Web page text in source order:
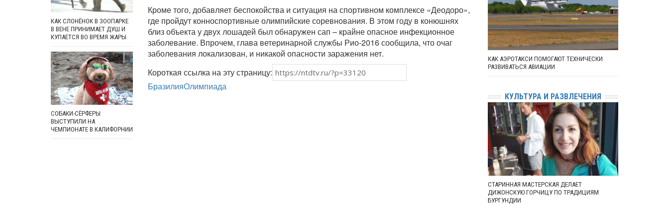
Кроме того, добавляет беспокойства и ситуация на спортивном комплексе «Деодоро»,
где пройдут конноспортивные олимпийские соревнования. В этом году в конюшнях
близ объекта у двух лошадей был обнаружен сап – крайне опасное инфекционное
заболевание. Впрочем, глава ветеринарной службы Рио-2016 сообщила, что очаг
заболевания локализован, и никакой опасности заражения нет.
Короткая ссылка на эту страницу:
БразилияОлимпиада
КАК СЛОНЁНОК В ЗООПАРКЕ
В ВЕНЕ ПРИНИМАЕТ ДУШ И
КУПАЕТСЯ ВО ВРЕМЯ ЖАРЫ
СОБАКИ-СЁРФЕРЫ
ВЫСТУПИЛИ НА
ЧЕМПИОНАТЕ В КАЛИФОРНИИ
КАК АЭРОТАКСИ ПОМОГАЮТ ТЕХНИЧЕСКИ
РАЗВИВАТЬСЯ АВИАЦИИ
КУЛЬТУРА И РАЗВЛЕЧЕНИЯ
СТАРИННАЯ МАСТЕРСКАЯ ДЕЛАЕТ
ДИЖОНСКУЮ ГОРЧИЦУ ПО ТРАДИЦИЯМ
БУРГУНДИИ